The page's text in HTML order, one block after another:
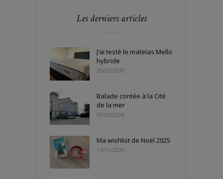
Les derniers articles
J’ai testé le matelas Mello
hybride
20/03/2026
Balade contée à la Cité
de la mer
07/02/2026
Ma wishlist de Noël 2025
17/11/2025